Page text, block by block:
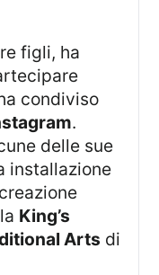
condiviso
.
delle sue
installazione
King’s
Arts di